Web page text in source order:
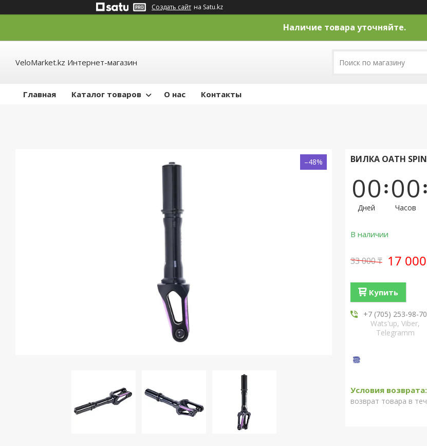
Создать сайт на Satu.kz
Наличие товара уточняйте.
VeloMarket.kz Интернет-магазин
Главная Каталог товаров О нас Контакты
–48% ВИЛКА OATH
00
Дней
00
Часов
В наличии
33 000 ₸ 17
Купить
+7 (705) 253-98-70
Wats'up, Viber,
Telegramm
возврат товара в